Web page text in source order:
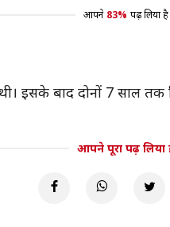
आपने 83% पढ़ लिया है
इसके बाद दोनों 7 साल
आपने पूरा पढ़ लिया